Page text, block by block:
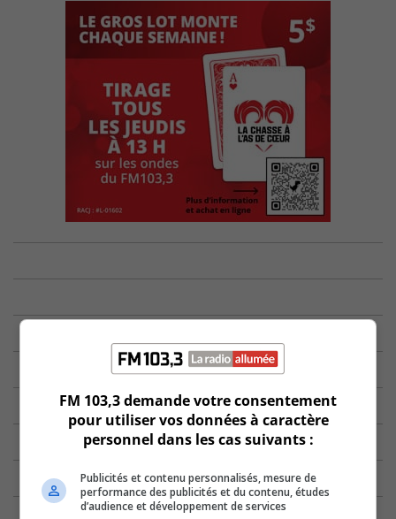
FM 103,3 demande votre consentement
pour utiliser vos données à caractère
personnel dans les cas suivants :
Publicités et contenu personnalisés, mesure de
performance des publicités et du contenu, études
d’audience et développement de services